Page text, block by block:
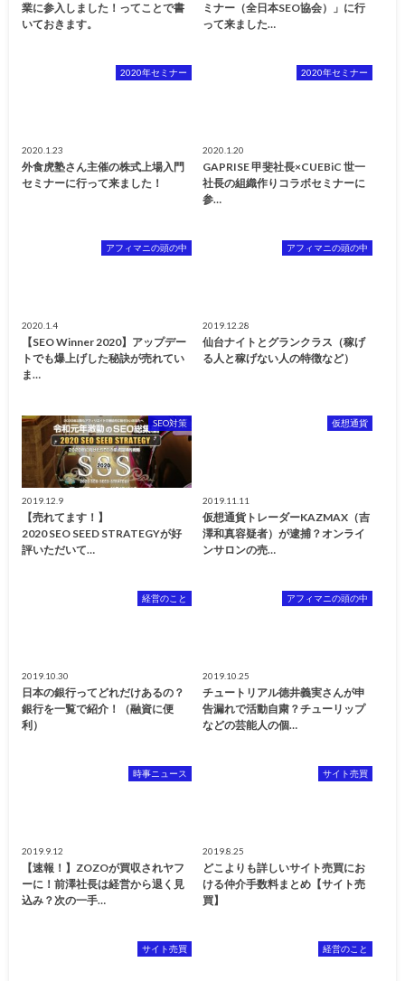
業に参入しました！ってことで書
いておきます。
ミナー（全日本SEO協会）」に行
って来ました…
2020年セミナー
2020.1.23
外食虎塾さん主催の株式上場入門
セミナーに行って来ました！
2020年セミナー
2020.1.20
GAPRISE 甲斐社長×CUEBiC 世一
社長の組織作りコラボセミナーに
参…
アフィマニの頭の中
2020.1.4
【SEO Winner 2020】アップデー
トでも爆上げした秘訣が売れてい
ま…
アフィマニの頭の中
2019.12.28
仙台ナイトとグランクラス（稼げ
る人と稼げない人の特徴など）
SEO対策
2019.12.9
【売れてます！】
2020 SEO SEED STRATEGYが好
評いただいて…
仮想通貨
2019.11.11
仮想通貨トレーダーKAZMAX（吉
澤和真容疑者）が逮捕？オンライ
ンサロンの売…
経営のこと
2019.10.30
日本の銀行ってどれだけあるの？
銀行を一覧で紹介！（融資に便
利）
アフィマニの頭の中
2019.10.25
チュートリアル徳井義実さんが申
告漏れで活動自粛？チューリップ
などの芸能人の個…
時事ニュース
2019.9.12
【速報！】ZOZOが買収されヤフ
ーに！前澤社長は経営から退く見
込み？次の一手…
サイト売買
2019.8.25
どこよりも詳しいサイト売買にお
ける仲介手数料まとめ【サイト売
買】
サイト売買 経営のこと